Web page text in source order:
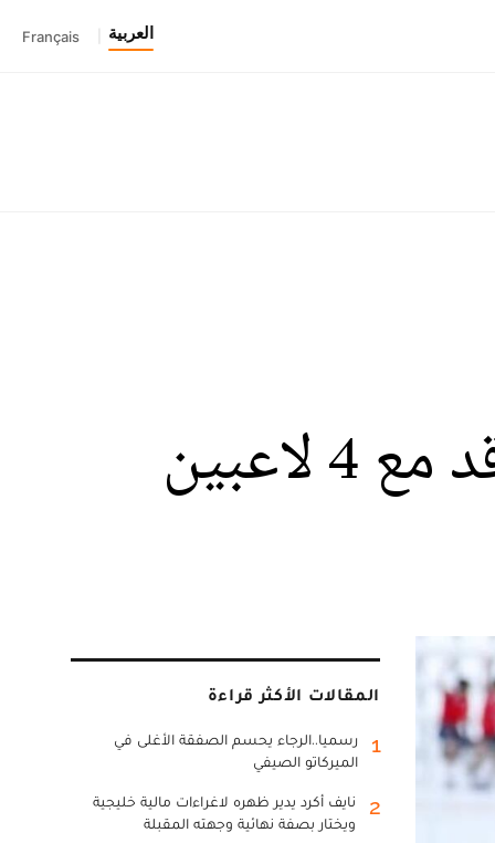
العربية Français
فريق في الدوري الاحترافي يستعد للتعاقد مع 4 لاعبين
المقالات الأكثر قراءة
1
رسميا..الرجاء يحسم الصفقة الأغلى في
الميركاتو الصيفي
2
نايف أكرد يدير ظهره لاغراءات مالية خليجية
ويختار بصفة نهائية وجهته المقبلة